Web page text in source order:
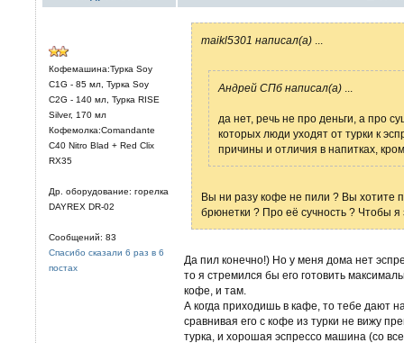
Кофемашина:Турка Soy
C1G - 85 мл, Турка Soy
C2G - 140 мл, Турка RISE
Silver, 170 мл
Кофемолка:Comandante
C40 Nitro Blad + Red Clix
RX35
Др. оборудование: горелка
DAYREX DR-02
Сообщений: 83
Спасибо сказали 6 раз в 6
постах
maikl5301 написал(а)
Андрей СПб написал(а)
да нет, речь не про деньги, а про
которых люди уходят от турки к
причины и отличия в напитках,
Вы ни разу кофе не пили ? Вы хотите
брюнетки ? Про её сучность ? Чтобы
Да пил конечно!) Но у меня дома нет
то я стремился бы его готовить
кофе, и там.
А когда приходишь в кафе, то тебе дают
сравнивая его с кофе из турки не вижу
турка, и хорошая эспрессо машина (со